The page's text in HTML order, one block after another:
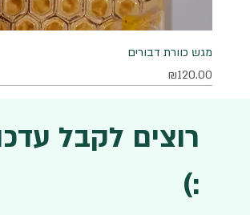
מגש כוורת דבורים
מחיר
₪120.00
רוצים לקבל
:)